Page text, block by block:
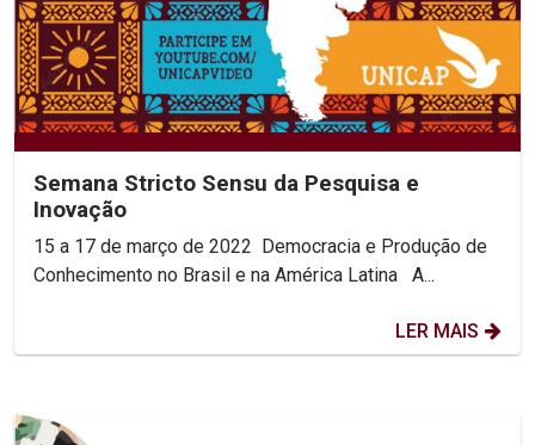
Semana Stricto Sensu da Pesquisa e
Inovação
15 a 17 de março de 2022 Democracia e Produção de
Conhecimento no Brasil e na América Latina A...
LER MAIS